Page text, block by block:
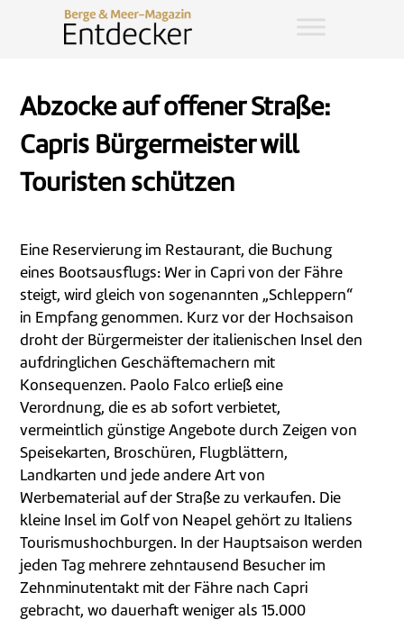
Abzocke auf offener Straße:
Capris Bürgermeister will
Touristen schützen
Eine Reservierung im Restaurant, die Buchung
eines Bootsausflugs: Wer in Capri von der Fähre
steigt, wird gleich von sogenannten „Schleppern“
in Empfang genommen. Kurz vor der Hochsaison
droht der Bürgermeister der italienischen Insel den
aufdringlichen Geschäftemachern mit
Konsequenzen. Paolo Falco erließ eine
Verordnung, die es ab sofort verbietet,
vermeintlich günstige Angebote durch Zeigen von
Speisekarten, Broschüren, Flugblättern,
Landkarten und jede andere Art von
Werbematerial auf der Straße zu verkaufen. Die
kleine Insel im Golf von Neapel gehört zu Italiens
Tourismushochburgen. In der Hauptsaison werden
jeden Tag mehrere zehntausend Besucher im
Zehnminutentakt mit der Fähre nach Capri
gebracht, wo dauerhaft weniger als 15.000